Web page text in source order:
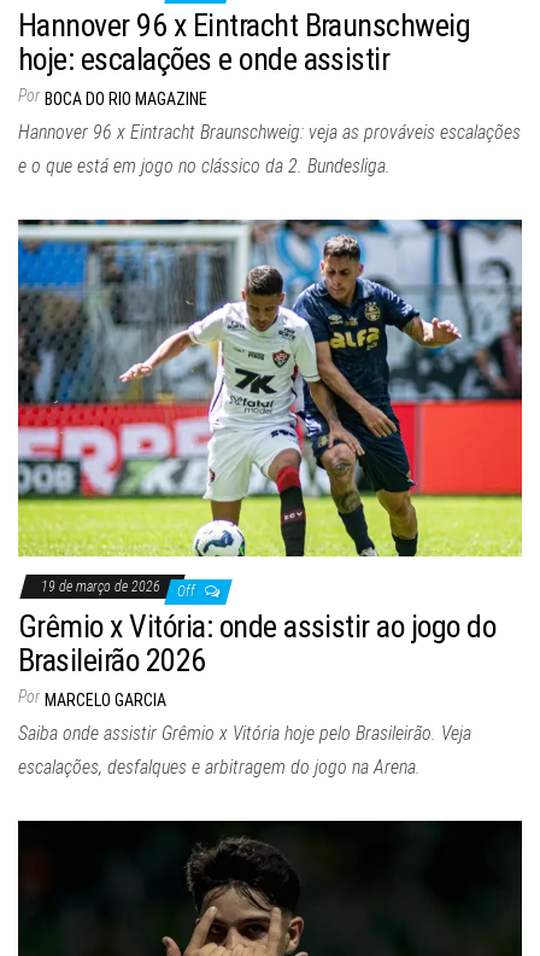
Hannover 96 x Eintracht Braunschweig
hoje: escalações e onde assistir
Por BOCA DO RIO MAGAZINE
Hannover 96 x Eintracht Braunschweig: veja as prováveis escalações
e o que está em jogo no clássico da 2. Bundesliga.
19 de março de 2026 Off
Grêmio x Vitória: onde assistir ao jogo do
Brasileirão 2026
Por MARCELO GARCIA
Saiba onde assistir Grêmio x Vitória hoje pelo Brasileirão. Veja
escalações, desfalques e arbitragem do jogo na Arena.